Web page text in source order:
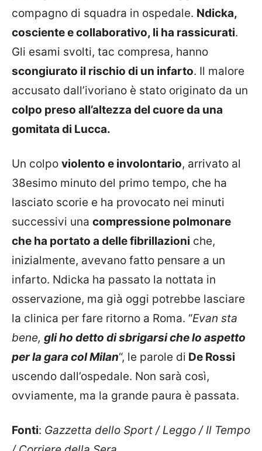
compagno di squadra in ospedale. Ndicka,
cosciente e collaborativo, li ha rassicurati.
Gli esami svolti, tac compresa, hanno
scongiurato il rischio di un infarto. Il malore
accusato dall’ivoriano è stato originato da un
colpo preso all’altezza del cuore da una
gomitata di Lucca.
Un colpo violento e involontario, arrivato al
38esimo minuto del primo tempo, che ha
lasciato scorie e ha provocato nei minuti
successivi una compressione polmonare
che ha portato a delle fibrillazioni che,
inizialmente, avevano fatto pensare a un
infarto. Ndicka ha passato la nottata in
osservazione, ma già oggi potrebbe lasciare
la clinica per fare ritorno a Roma. “Evan sta
bene, gli ho detto di sbrigarsi che lo aspetto
per la gara col Milan“, le parole di De Rossi
uscendo dall’ospedale. Non sarà così,
ovviamente, ma la grande paura è passata.
Fonti: Gazzetta dello Sport / Leggo / Il Tempo